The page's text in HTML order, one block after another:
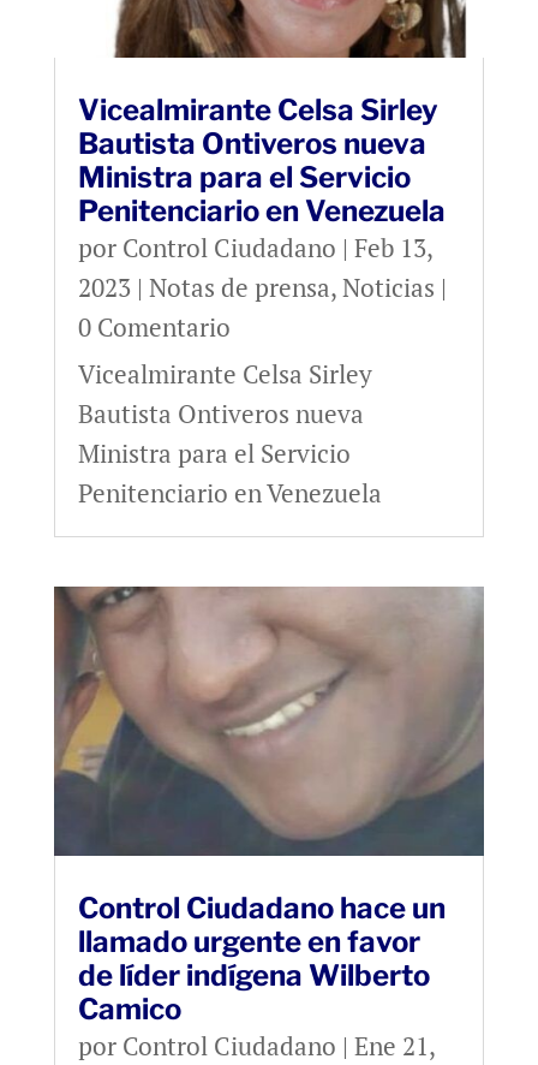
Vicealmirante Celsa Sirley
Bautista Ontiveros nueva
Ministra para el Servicio
Penitenciario en Venezuela
por Control Ciudadano | Feb 13,
2023| Notas de prensa,Noticias |
0 Comentario
Vicealmirante Celsa Sirley
Bautista Ontiveros nueva
Ministra para el Servicio
Penitenciario en Venezuela
Control Ciudadano hace un
llamado urgente en favor
de líder indígena Wilberto
Camico
por Control Ciudadano | Ene 21,